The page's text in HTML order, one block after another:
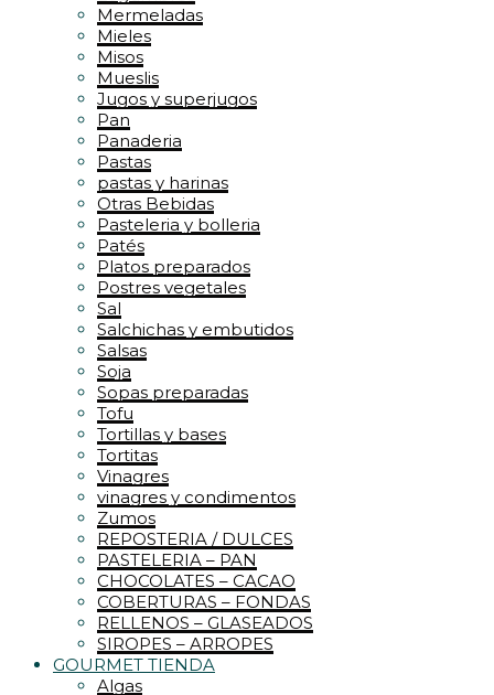
Mermeladas
Mieles
Misos
Mueslis
Jugos y superjugos
Pan
Panaderia
Pastas
pastas y harinas
Otras Bebidas
Pasteleria y bolleria
Patés
Platos preparados
Postres vegetales
Sal
Salchichas y embutidos
Salsas
Soja
Sopas preparadas
Tofu
Tortillas y bases
Tortitas
Vinagres
vinagres y condimentos
Zumos
REPOSTERIA / DULCES
PASTELERIA – PAN
CHOCOLATES – CACAO
COBERTURAS – FONDAS
RELLENOS – GLASEADOS
SIROPES – ARROPES
GOURMET TIENDA
Algas